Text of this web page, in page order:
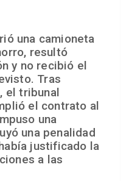
una camioneta
resultó
y no recibió el
Tras
el tribunal
el contrato al
una
una penalidad
justificado la
a las